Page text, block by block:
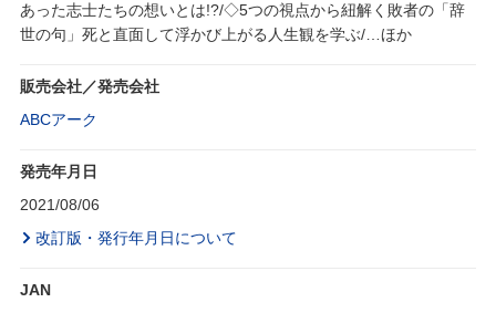
あった志士たちの想いとは!?/◇5つの視点から紐解く敗者の「辞
世の句」死と直面して浮かび上がる人生観を学ぶ/…ほか
販売会社／発売会社
ABCアーク
発売年月日
2021/08/06
改訂版・発行年月日について
JAN